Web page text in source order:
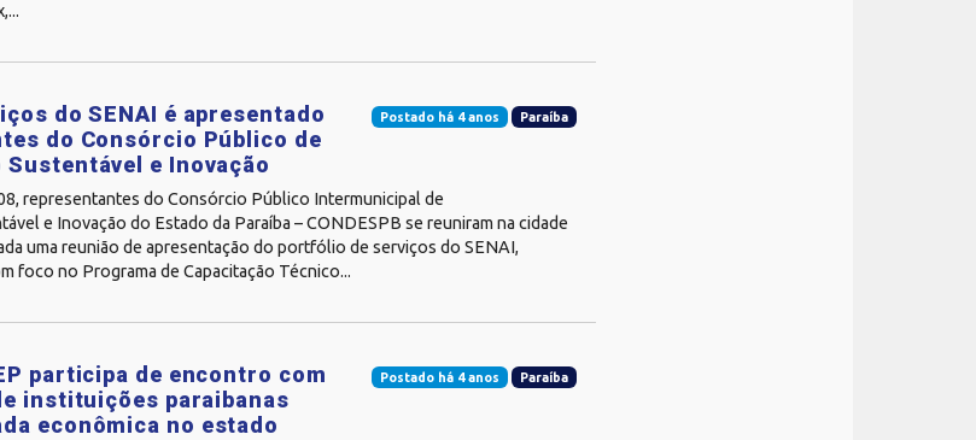
Postado há 4 anos Paraíba
do SENAI é apresentado
do Consórcio Público de
e Inovação
representantes do Consórcio Público Intermunicipal de
e Inovação do Estado da Paraíba – CONDESPB se reuniram na cidade
uma reunião de apresentação do portfólio de serviços do SENAI,
foco no Programa de Capacitação Técnico...
Postado há 4 anos Paraíba
participa de encontro com
instituições paraibanas
econômica no estado